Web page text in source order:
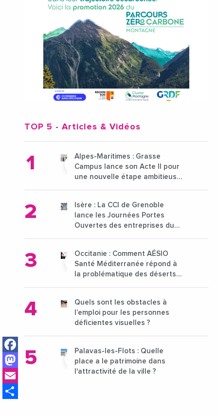
Facebook
Mastodon
TOP 5 - Articles & Vidéos
Alpes-Maritimes : Grasse
Campus lance son Acte II pour
une nouvelle étape ambitieuse
Isère : La CCI de Grenoble
lance les Journées Portes
Ouvertes des entreprises du
Occitanie : Comment AÉSIO
Santé Méditerranée répond à
la problématique des déserts
Quels sont les obstacles à
l’emploi pour les personnes
déficientes visuelles ?
Palavas-les-Flots : Quelle
place a le patrimoine dans
l'attractivité de la ville ?